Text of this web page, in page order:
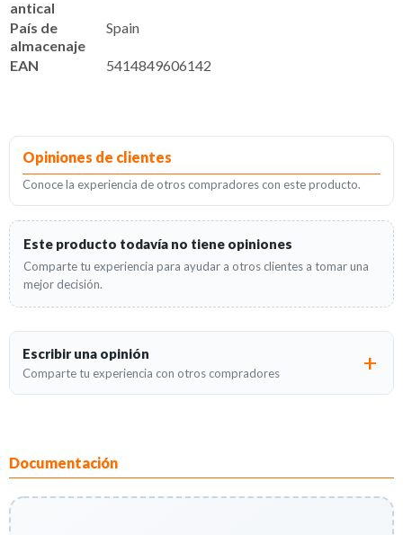
antical
País de
almacenaje
Spain
EAN 5414849606142
Opiniones de clientes
Conoce la experiencia de otros compradores con este producto.
Este producto todavía no tiene opiniones
Comparte tu experiencia para ayudar a otros clientes a tomar una
mejor decisión.
Escribir una opinión
Comparte tu experiencia con otros compradores
Documentación